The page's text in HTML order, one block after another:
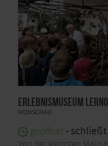
Erlebnismuseum
MONSCHAU
geöffnet -
Von der kleinsten Maus